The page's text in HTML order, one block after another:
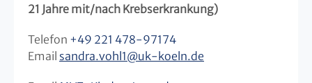
21 Jahre mit/nach Krebserkrankung)
Telefon +49 221 478-97174
Email sandra.vohl1@uk-koeln.de